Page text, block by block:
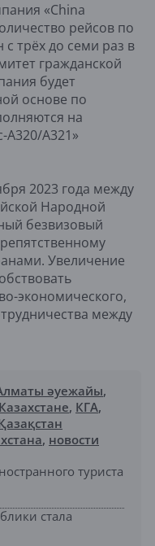
«China
рейсов по
трёх до семи раз в
гражданской
будет
основе по
на
А320/А321»
2023 года между
Народной
безвизовый
Увеличение
экономического,
между
әуежайы,
, КГА,
, новости
туриста
стала